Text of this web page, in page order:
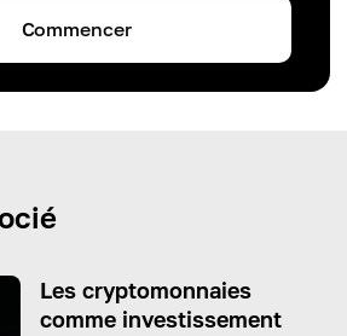
Commencer
Les cryptomonnaies
comme investissement